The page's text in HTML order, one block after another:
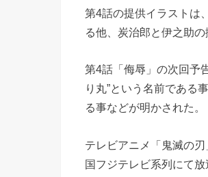
第4話の提供イラストは
る他、炭治郎と伊之助
第4話「侮辱」の次回予
り丸”という名前である
る事などが明かされた。
テレビアニメ「鬼滅の
国フジテレビ系列にて放